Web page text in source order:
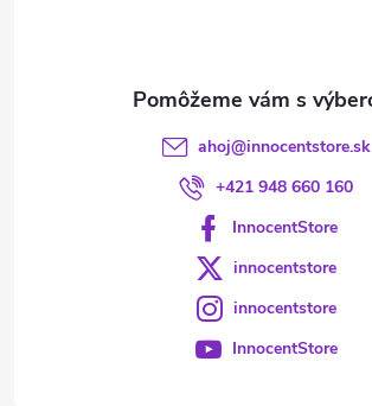
ahoj@innocentstore.sk
+421 948 660 160
InnocentStore
innocentstore
innocentstore
InnocentStore